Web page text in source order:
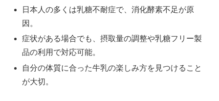
日本人の多くは乳糖不耐症で、消化酵素不足が原
因。
症状がある場合でも、摂取量の調整や乳糖フリー製
品の利用で対応可能。
自分の体質に合った牛乳の楽しみ方を見つけること
が大切。